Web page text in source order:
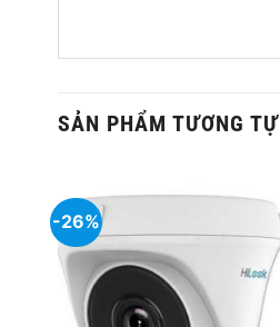
SẢN PHẨM TƯƠNG TỰ
-26%